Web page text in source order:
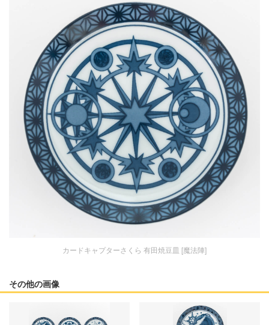
カードキャプターさくら 有田焼豆皿 [魔法陣]
その他の画像